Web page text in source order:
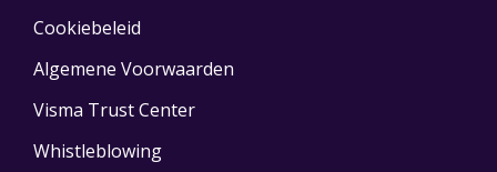
Cookiebeleid
Algemene Voorwaarden
Visma Trust Center
Whistleblowing